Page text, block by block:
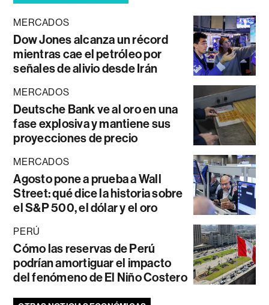
MERCADOS
Dow Jones alcanza un récord
mientras cae el petróleo por
señales de alivio desde Irán
MERCADOS
Deutsche Bank ve al oro en una
fase explosiva y mantiene sus
proyecciones de precio
MERCADOS
Agosto pone a prueba a Wall
Street: qué dice la historia sobre
el S&P 500, el dólar y el oro
PERÚ
Cómo las reservas de Perú
podrían amortiguar el impacto
del fenómeno de El Niño Costero